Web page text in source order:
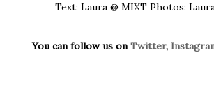
Text: Laura @ MIXT Photos:
You can follow us onTwitter,